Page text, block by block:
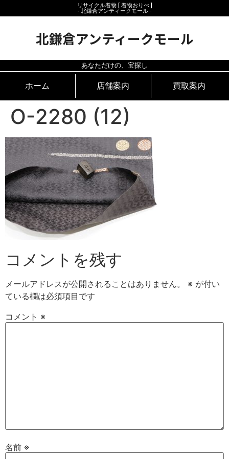
リサイクル着物 [ 着物おりべ ]
- 北鎌倉アンティークモール ‐
北鎌倉アンティークモール
あなただけの、宝探し
ホーム 店舗案内 買取案内
O-2280 (12)
コメントを残す
メールアドレスが公開されることはありません。 ※ が付い
ている欄は必須項目です
コメント ※
名前 ※